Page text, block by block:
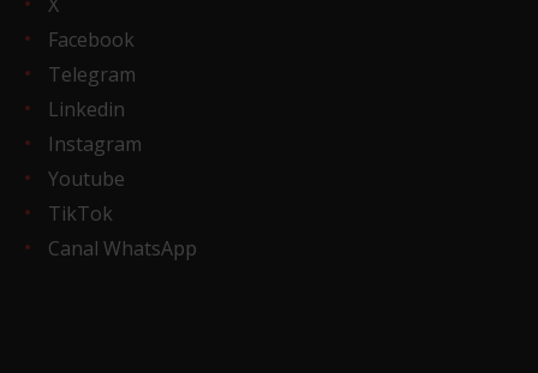
Facebook
Telegram
Linkedin
Instagram
Youtube
TikTok
Canal WhatsApp